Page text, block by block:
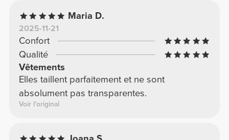
Maria D.
2025-11-21
Confort
Qualité
Vêtements
Elles taillent parfaitement et ne sont
absolument pas transparentes.
Voir l'original